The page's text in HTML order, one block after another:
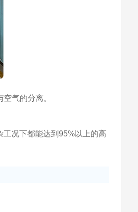
气的分离。
况下都能达到95%以上的高